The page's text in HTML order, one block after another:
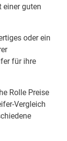
einer guten
oder ein
für ihre
Rolle Preise
Vergleich